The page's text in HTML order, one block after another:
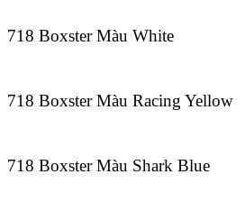
718 Boxster Màu White
718 Boxster Màu Racing Yellow
718 Boxster Màu Shark Blue